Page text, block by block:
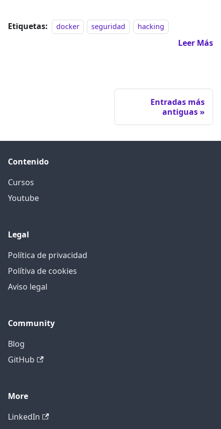
Etiquetas: docker seguridad hacking
Leer Más
Entradas más
antiguas
Contenido
Cursos
Youtube
Legal
Política de privacidad
Polítiva de cookies
Aviso legal
Community
Blog
GitHub
More
LinkedIn